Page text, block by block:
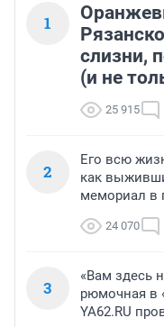
1
слизни,
(и не
25 915
2
Его всю
как
мемориал в
24 070
3
«Вам здесь
рюмочная в
YA62.RU